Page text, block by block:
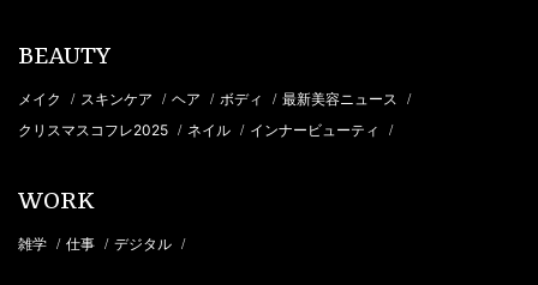
BEAUTY
メイク / スキンケア / ヘア / ボディ / 最新美容ニュース /
クリスマスコフレ2025 / ネイル / インナービューティ /
WORK
雑学 / 仕事 / デジタル /